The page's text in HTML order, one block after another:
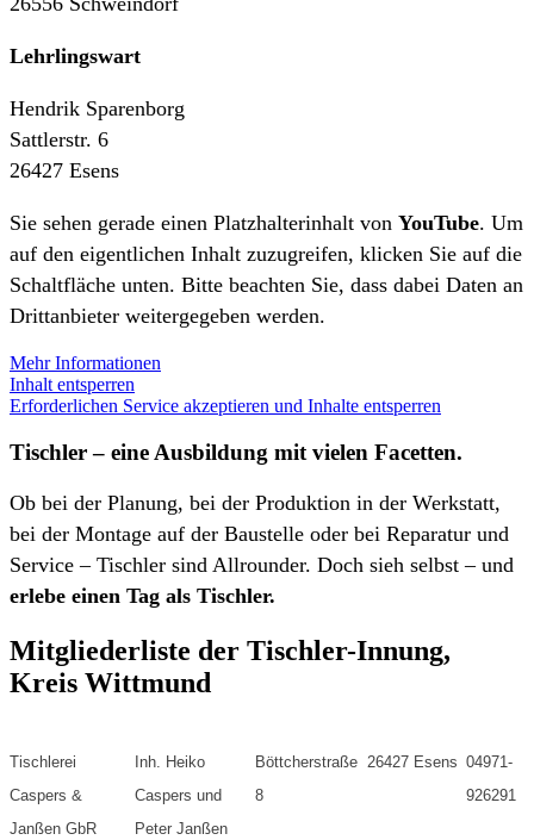
Lehrlingswart
Hendrik Sparenborg
Sattlerstr. 6
26427 Esens
Sie sehen gerade einen Platzhalterinhalt von YouTube. Um
auf den eigentlichen Inhalt zuzugreifen, klicken Sie auf die
Schaltfläche unten. Bitte beachten Sie, dass dabei Daten an
Drittanbieter weitergegeben werden.
Mehr Informationen
Inhalt entsperren
Erforderlichen Service akzeptieren und Inhalte entsperren
Tischler – eine Ausbildung mit vielen Facetten.
Ob bei der Planung, bei der Produktion in der Werkstatt,
bei der Montage auf der Baustelle oder bei Reparatur und
Service – Tischler sind Allrounder. Doch sieh selbst – und
erlebe einen Tag als Tischler.
Mitgliederliste der Tischler-Innung,
Kreis Wittmund
Tischlerei
Caspers &
Janßen GbR
Inh. Heiko
Caspers und
Peter Janßen
Böttcherstraße
8
26427 Esens 04971-
926291